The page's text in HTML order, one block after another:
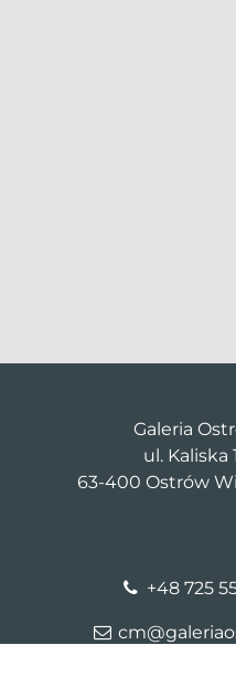
Galeria
ul. Kaliska
63-400 Ostrów
+48 725